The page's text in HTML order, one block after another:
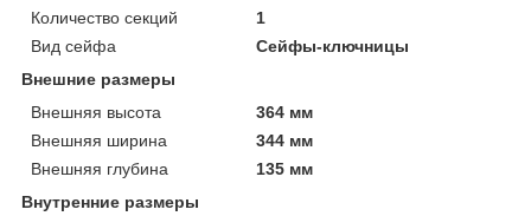
Количество секций
1
Вид сейфа
Сейфы-ключницы
Внешние размеры
Внешняя высота
364 мм
Внешняя ширина
344 мм
Внешняя глубина
135 мм
Внутренние размеры